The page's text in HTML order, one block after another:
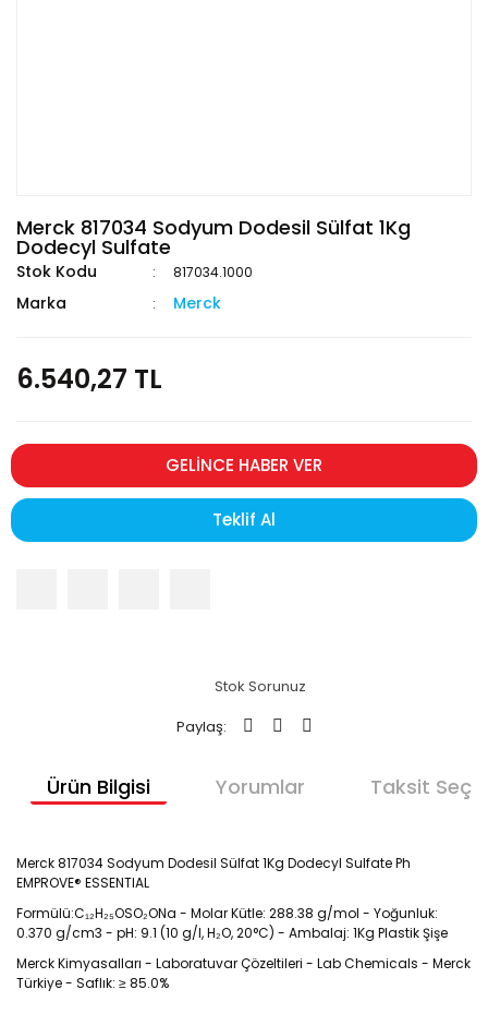
Merck 817034 Sodyum Dodesil Sülfat 1Kg
Dodecyl Sulfate
Stok Kodu 817034.1000
Marka Merck
6.540,27 TL
GELİNCE HABER VER
Teklif Al
Stok Sorunuz
Paylaş:
Ürün Bilgisi Yorumlar Taksit
Merck 817034 Sodyum Dodesil Sülfat 1Kg Dodecyl Sulfate Ph
EMPROVE® ESSENTIAL
Formülü:C₁₂H₂₅OSO₂ONa - Molar Kütle: 288.38 g/mol - Yoğunluk:
0.370 g/cm3 - pH: 9.1 (10 g/l, H₂O, 20°C) - Ambalaj: 1Kg Plastik Şişe
Merck Kimyasalları - Laboratuvar Çözeltileri - Lab Chemicals - Merck
Türkiye - Saflık: ≥ 85.0%